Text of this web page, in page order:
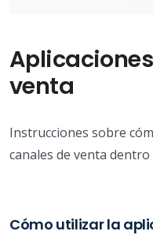
venta
Instrucciones sobre
canales de venta
Cómo utilizar la